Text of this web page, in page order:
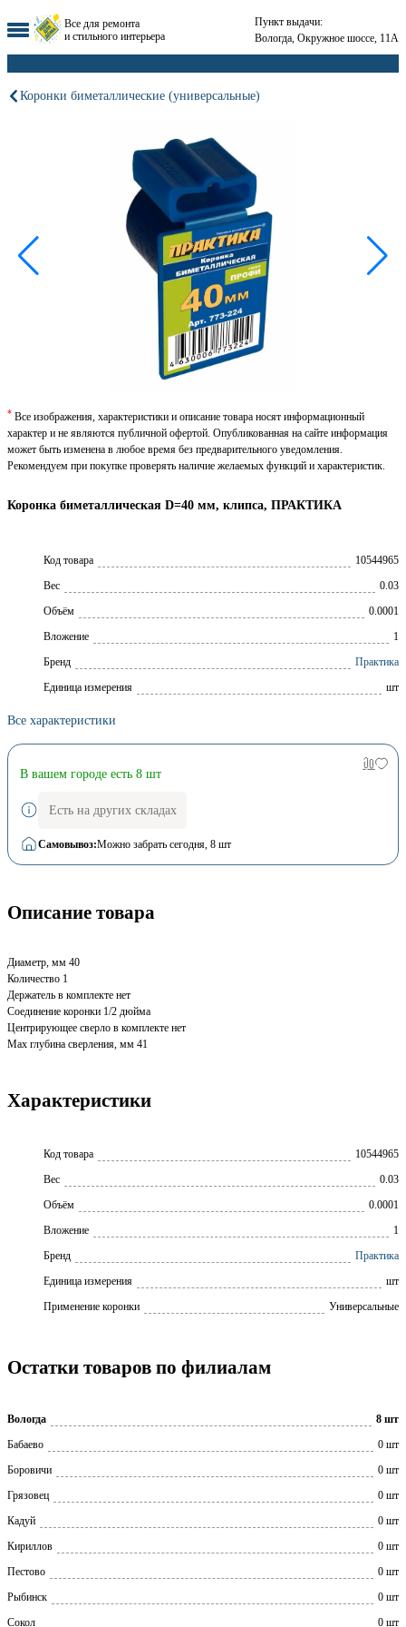
Все для ремонта
и стильного интерьера
Пункт выдачи:
Вологда, Окружное шоссе, 11А
Коронки биметаллические (универсальные)
Коронка биметаллическая D=40 мм, клипса, ПРАКТИКА
Код товара
10544965
Вес
0.03
Объём
0.0001
Вложение
1
Брeнд
Практика
Единица измерения
шт
Все характеристики
* Все изображения, характеристики и описание товара носят информационный
характер и не являются публичной офертой. Опубликованная на сайте информация
может быть изменена в любое время без предварительного уведомления.
Рекомендуем при покупке проверять наличие желаемых функций и характеристик.
В вашем городе есть 8 шт
Есть на других складах
Самовывоз:Можно забрать сегодня, 8 шт
Описание товара
Диаметр, мм 40
Количество 1
Держатель в комплекте нет
Соединение коронки 1/2 дюйма
Центрирующее сверло в комплекте нет
Max глубина сверления, мм 41
Характеристики
Код товара
10544965
Вес
0.03
Объём
0.0001
Вложение
1
Бренд
Практика
Единица измерения
шт
Применение коронки
Универсальные
Остатки товаров по филиалам
Вологда
8 шт
Бабаево
0 шт
Боровичи
0 шт
Грязовец
0 шт
Кадуй
0 шт
Кириллов
0 шт
Пестово
0 шт
Рыбинск
0 шт
Сокол
0 шт